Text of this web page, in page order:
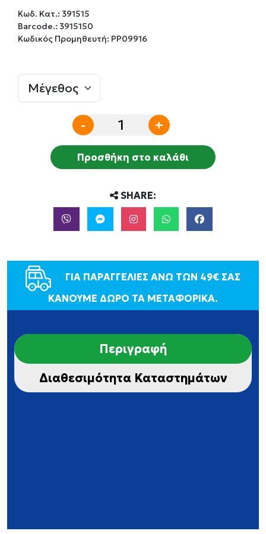
Κωδ. Κατ.: 391515
Barcode.: 3915150
Κωδικός Προμηθευτή: PP09916
- +
Προσθήκη στο καλάθι
SHARE:
ΓΙΑ ΠΑΡΑΓΓΕΛΙΕΣ ΑΝΩ ΤΩΝ 49€ ΣΑΣ
ΚΑΝΟΥΜΕ ΔΩΡΟ ΤΑ ΜΕΤΑΦΟΡΙΚΑ.
Περιγραφή
Διαθεσιμότητα Καταστημάτων